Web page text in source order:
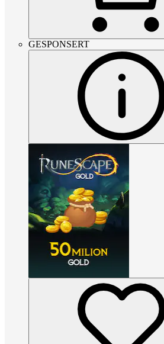
GESPONSERT